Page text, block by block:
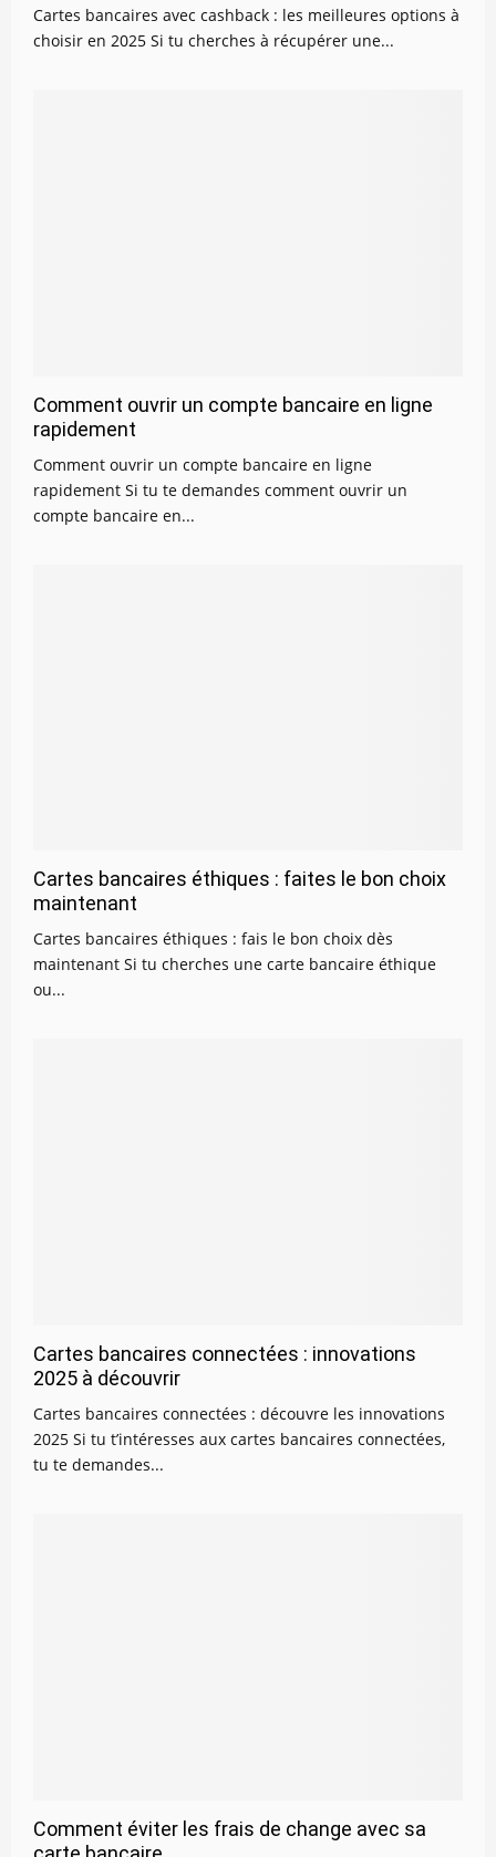
Cartes bancaires avec cashback : les meilleures options à
choisir en 2025 Si tu cherches à récupérer une...
Comment ouvrir un compte bancaire en ligne
rapidement
Comment ouvrir un compte bancaire en ligne
rapidement Si tu te demandes comment ouvrir un
compte bancaire en...
Cartes bancaires éthiques : faites le bon choix
maintenant
Cartes bancaires éthiques : fais le bon choix dès
maintenant Si tu cherches une carte bancaire éthique
ou...
Cartes bancaires connectées : innovations
2025 à découvrir
Cartes bancaires connectées : découvre les innovations
2025 Si tu t’intéresses aux cartes bancaires connectées,
tu te demandes...
Comment éviter les frais de change avec sa